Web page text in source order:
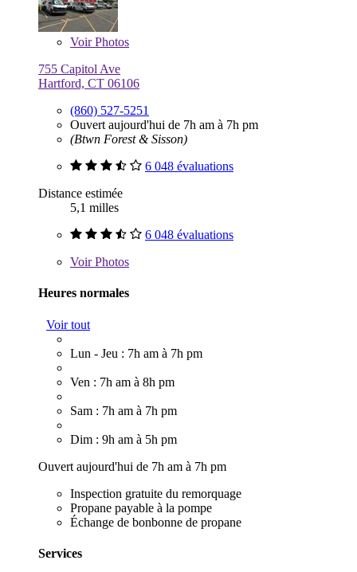
VoirPhotos
755 Capitol Ave
Hartford, CT 06106
(860) 527-5251
Ouvert aujourd'hui de 7h am à 7h pm
(Btwn Forest & Sisson)
6 048 évaluations
Distance estimée
5,1 milles
6 048 évaluations
VoirPhotos
Heures normales
Voir tout
Lun - Jeu : 7h am à 7h pm
Ven : 7h am à 8h pm
Sam : 7h am à 7h pm
Dim : 9h am à 5h pm
Ouvert aujourd'hui de 7h am à 7h pm
Inspection gratuite du remorquage
Propane payable à la pompe
Échange de bonbonne de propane
Services